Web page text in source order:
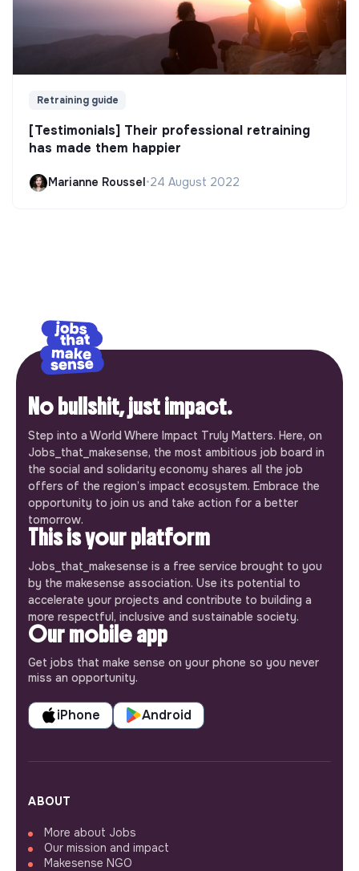
Retraining guide
[Testimonials] Their professional retraining
has made them happier
Marianne Roussel •24 August 2022
No bullshit, just impact.
Step into a World Where Impact Truly Matters. Here, on
Jobs_that_makesense, the most ambitious job board in
the social and solidarity economy shares all the job
offers of the region’s impact ecosystem. Embrace the
opportunity to join us and take action for a better
tomorrow.
This is your platform
Jobs_that_makesense is a free service brought to you
by the makesense association. Use its potential to
accelerate your projects and contribute to building a
more respectful, inclusive and sustainable society.
Our mobile app
Get jobs that make sense on your phone so you never
miss an opportunity.
iPhone Android
ABOUT
More about Jobs
Our mission and impact
Makesense NGO